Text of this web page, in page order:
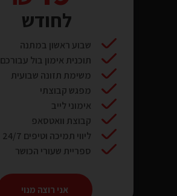
לחודש
שבוע ראשון במתנה
תוכנית אימון בול עבורכם
משימת תזונה שבועית
מפגש קבוצתי
אימוני לייב
קבוצת וואטסאפ
ליווי תמיכה וטיפים 24/7
ספריית שעורי הכושר
אני רוצה מנוי